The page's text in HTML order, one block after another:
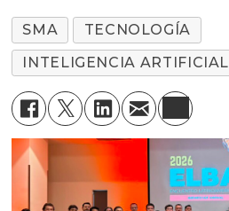
SMA
TECNOLOGÍA
INTELIGENCIA ARTIFICIAL